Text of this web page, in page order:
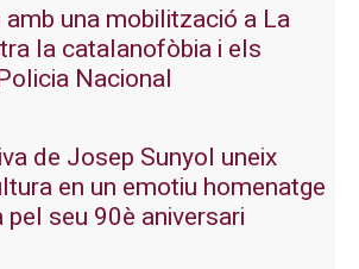
amb una mobilització a La
la catalanofòbia i els
Nacional
de Josep Sunyol uneix
en un emotiu homenatge
pel seu 90è aniversari